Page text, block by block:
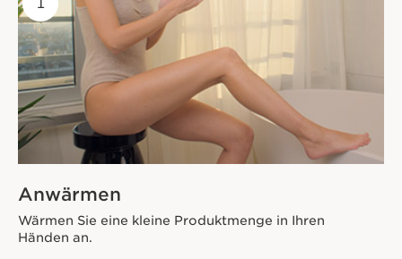
1
Anwärmen
Wärmen Sie eine kleine Produktmenge in Ihren
Händen an.